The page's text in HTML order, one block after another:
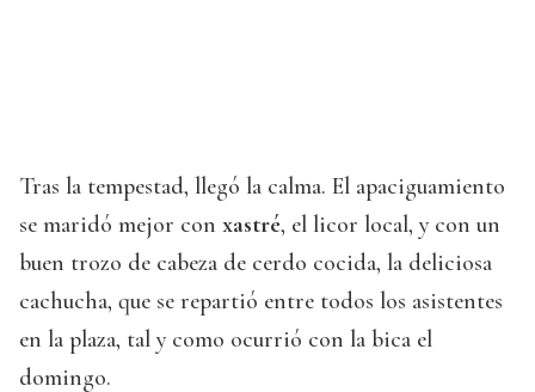
Tras la tempestad, llegó la calma. El apaciguamiento
se maridó mejor con xastré, el licor local, y con un
buen trozo de cabeza de cerdo cocida, la deliciosa
cachucha, que se repartió entre todos los asistentes
en la plaza, tal y como ocurrió con la bica el
domingo.